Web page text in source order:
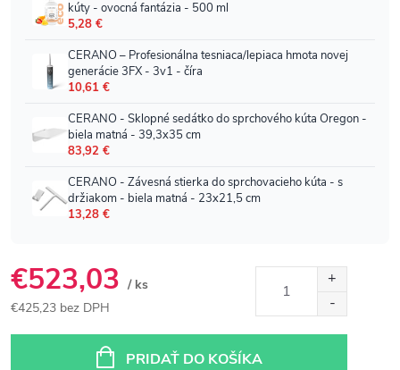
€523,03 / ks
€425,23 bez DPH
PRIDAŤ DO KOŠÍKA